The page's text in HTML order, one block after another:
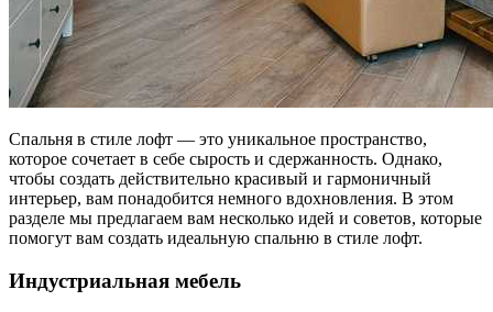
Спальня в стиле лофт — это уникальное пространство,
которое сочетает в себе сырость и сдержанность. Однако,
чтобы создать действительно красивый и гармоничный
интерьер, вам понадобится немного вдохновления. В этом
разделе мы предлагаем вам несколько идей и советов, которые
помогут вам создать идеальную спальню в стиле лофт.
Индустриальная мебель